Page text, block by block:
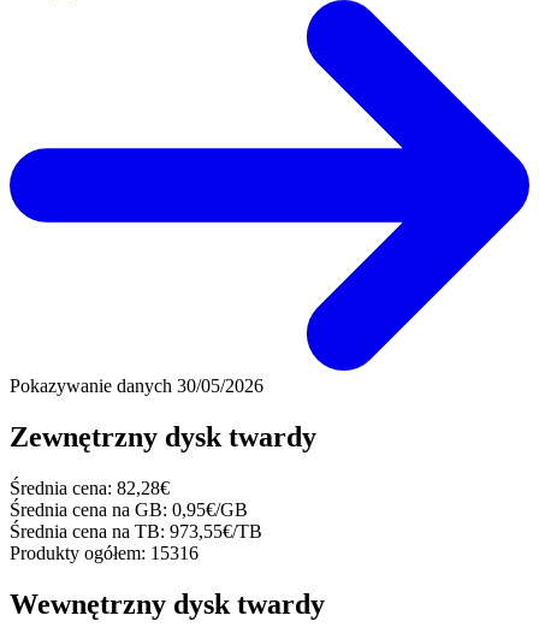
Pokazywanie danych 30/05/2026
Zewnętrzny dysk twardy
Średnia cena: 82,28€
Średnia cena na GB: 0,95€/GB
Średnia cena na TB: 973,55€/TB
Produkty ogółem: 15316
Wewnętrzny dysk twardy